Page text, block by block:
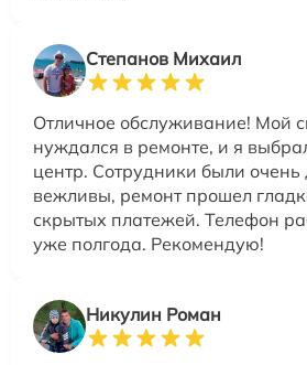
Степанов Михаил
Отличное обслуживание! Мой
нуждался в ремонте, и я
центр. Сотрудники были
вежливы, ремонт прошел
скрытых платежей. Телефон
уже полгода. Рекомендую!
Никулин Роман